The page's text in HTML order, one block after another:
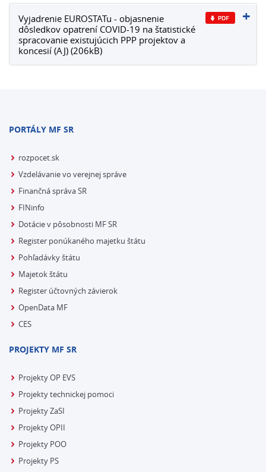
Vyjadrenie EUROSTATu - objasnenie
dôsledkov opatrení COVID-19 na štatistické
spracovanie existujúcich PPP projektov a
koncesií (AJ) (206kB)
PORTÁLY MF SR
rozpocet.sk
Vzdelávanie vo verejnej správe
Finančná správa SR
FINinfo
Dotácie v pôsobnosti MF SR
Register ponúkaného majetku štátu
Pohľadávky štátu
Majetok štátu
Register účtovných závierok
OpenData MF
CES
PROJEKTY MF SR
Projekty OP EVS
Projekty technickej pomoci
Projekty ZaSI
Projekty OPII
Projekty POO
Projekty PS